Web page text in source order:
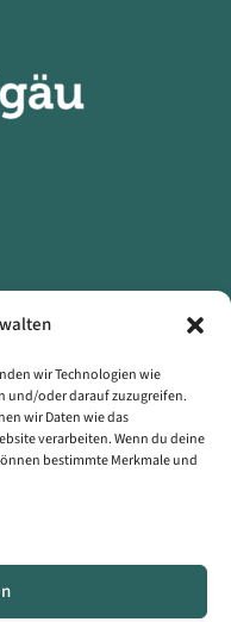
wir Technologien wie
und/oder darauf zuzugreifen.
wir Daten wie das
verarbeiten. Wenn du deine
bestimmte Merkmale und